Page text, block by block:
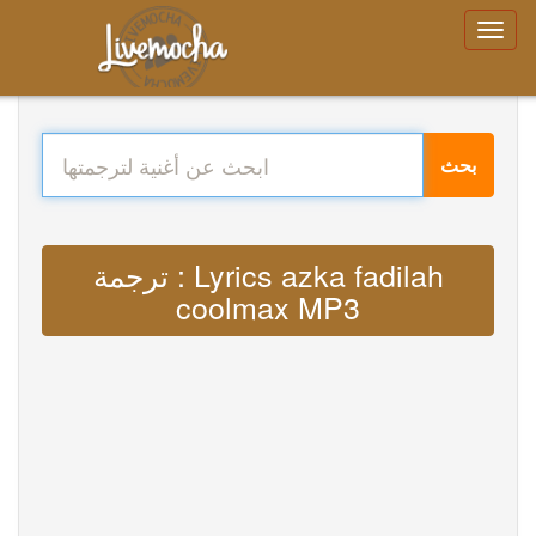
بحث
ترجمة : Lyrics azka fadilah
coolmax MP3